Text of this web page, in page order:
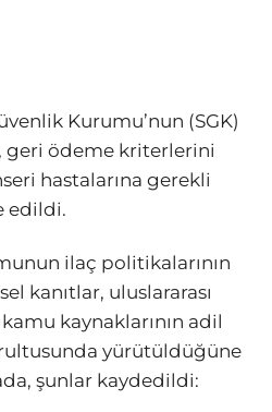
Kurumu’nun (SGK)
geri ödeme kriterlerini
hastalarına gerekli
edildi.
ilaç politikalarının
kanıtlar, uluslararası
kaynaklarının adil
yürütüldüğüne
şunlar kaydedildi: